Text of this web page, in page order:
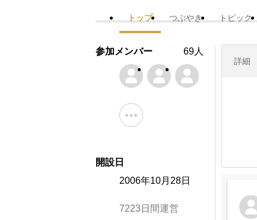
トップ つぶやき トピック
詳細
参加メンバー 69人
開設日
2006年10月28日
7223日間運営